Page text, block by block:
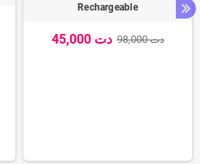
Rechargeable
45,000 دت 98,000 دت